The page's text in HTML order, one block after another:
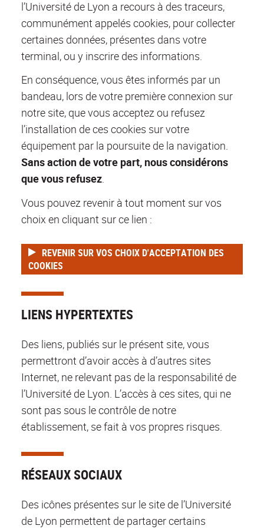
l’Université de Lyon a recours à des traceurs,
communément appelés cookies, pour collecter
certaines données, présentes dans votre
terminal, ou y inscrire des informations.
En conséquence, vous êtes informés par un
bandeau, lors de votre première connexion sur
notre site, que vous acceptez ou refusez
l’installation de ces cookies sur votre
équipement par la poursuite de la navigation.
Sans action de votre part, nous considérons
que vous refusez.
Vous pouvez revenir à tout moment sur vos
choix en cliquant sur ce lien :
REVENIR SUR VOS CHOIX D'ACCEPTATION DES
COOKIES
LIENS HYPERTEXTES
Des liens, publiés sur le présent site, vous
permettront d’avoir accès à d’autres sites
Internet, ne relevant pas de la responsabilité de
l’Université de Lyon. L’accès à ces sites, qui ne
sont pas sous le contrôle de notre
établissement, se fait à vos propres risques.
RÉSEAUX SOCIAUX
Des icônes présentes sur le site de l’Université
de Lyon permettent de partager certains